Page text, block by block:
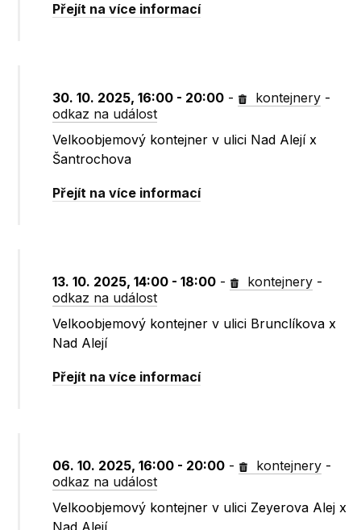
Přejít na více informací
30. 10. 2025, 16:00 - 20:00 - kontejnery -
odkaz na událost
Velkoobjemový kontejner v ulici Nad Alejí x
Šantrochova
Přejít na více informací
13. 10. 2025, 14:00 - 18:00 - kontejnery -
odkaz na událost
Velkoobjemový kontejner v ulici Brunclíkova x
Nad Alejí
Přejít na více informací
06. 10. 2025, 16:00 - 20:00 - kontejnery -
odkaz na událost
Velkoobjemový kontejner v ulici Zeyerova Alej x
Nad Alejí